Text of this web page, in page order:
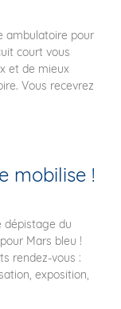
ambulatoire pour
court vous
et de mieux
Vous recevrez
mobilise !
dépistage du
Mars bleu !
rendez-vous :
exposition,